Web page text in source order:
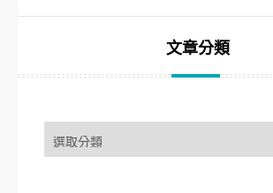
文章分類
章
分